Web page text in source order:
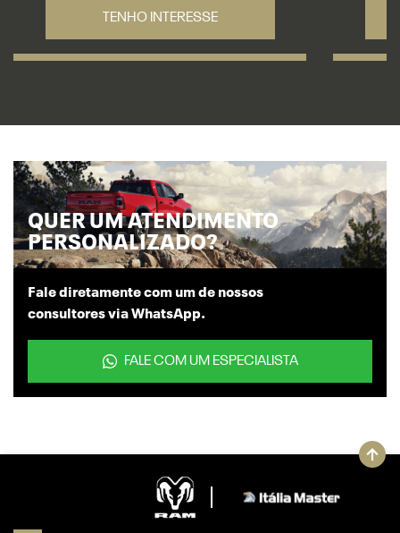
TENHO INTERESSE
QUER UM ATENDIMENTO
PERSONALIZADO?
Fale diretamente com um de nossos
consultores via WhatsApp.
FALE COM UM ESPECIALISTA